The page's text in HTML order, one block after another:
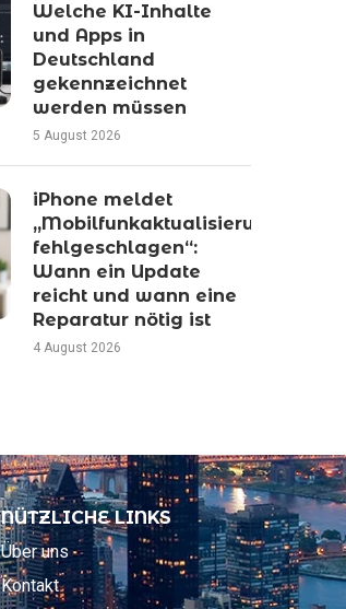
Welche KI-Inhalte
und Apps in
Deutschland
gekennzeichnet
werden müssen
5 August 2026
iPhone meldet
„Mobilfunkaktualisierung
fehlgeschlagen“:
Wann ein Update
reicht und wann eine
Reparatur nötig ist
4 August 2026
NÜTZLICHE LINKS
Über uns
Kontakt